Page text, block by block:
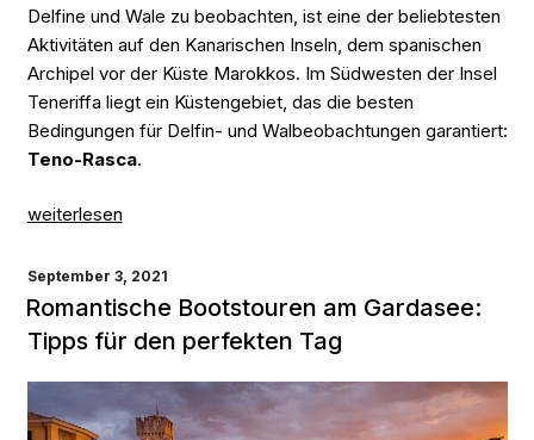
Delfine und Wale zu beobachten, ist eine der beliebtesten
Aktivitäten auf den Kanarischen Inseln, dem spanischen
Archipel vor der Küste Marokkos. Im Südwesten der Insel
Teneriffa liegt ein Küstengebiet, das die besten
Bedingungen für Delfin- und Walbeobachtungen garantiert:
Teno-Rasca.
„Delfin-
Walbeobachtung
auf
den
Kanarischen
Inseln:
Welche
weiterlesen
VERÖFFENTLICHT
AM
September 3, 2021
Romantische Bootstouren am Gardasee:
Tipps für den perfekten Tag